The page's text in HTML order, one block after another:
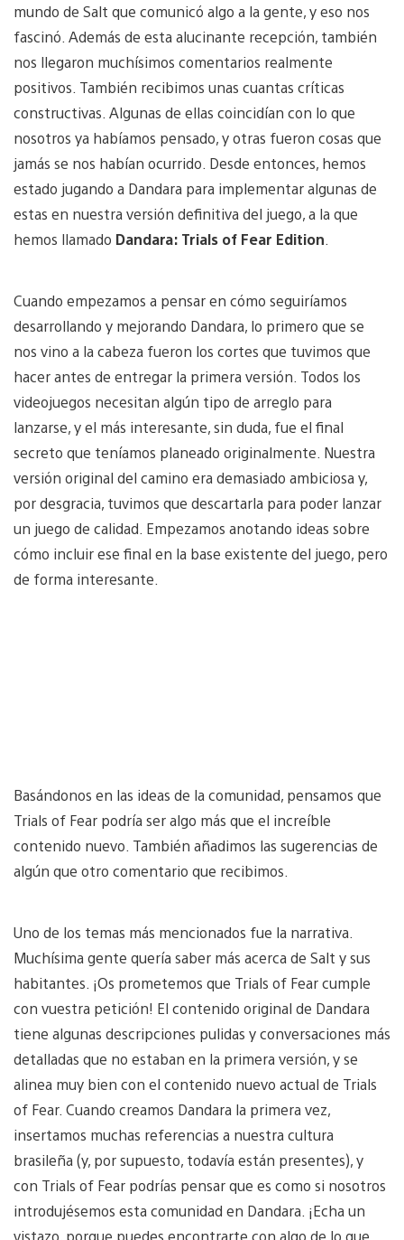
mundo de Salt que comunicó algo a la gente, y eso nos
fascinó. Además de esta alucinante recepción, también
nos llegaron muchísimos comentarios realmente
positivos. También recibimos unas cuantas críticas
constructivas. Algunas de ellas coincidían con lo que
nosotros ya habíamos pensado, y otras fueron cosas que
jamás se nos habían ocurrido. Desde entonces, hemos
estado jugando a Dandara para implementar algunas de
estas en nuestra versión definitiva del juego, a la que
hemos llamado Dandara: Trials of Fear Edition
Cuando empezamos a pensar en cómo seguiríamos
desarrollando y mejorando Dandara, lo primero que se
nos vino a la cabeza fueron los cortes que tuvimos que
hacer antes de entregar la primera versión. Todos los
videojuegos necesitan algún tipo de arreglo para
lanzarse, y el más interesante, sin duda, fue el final
secreto que teníamos planeado originalmente. Nuestra
versión original del camino era demasiado ambiciosa y,
por desgracia, tuvimos que descartarla para poder lanzar
un juego de calidad. Empezamos anotando ideas sobre
cómo incluir ese final en la base existente del juego, pero
de forma interesante.
Basándonos en las ideas de la comunidad, pensamos que
Trials of Fear podría ser algo más que el increíble
contenido nuevo. También añadimos las sugerencias de
algún que otro comentario que recibimos.
Uno de los temas más mencionados fue la narrativa.
Muchísima gente quería saber más acerca de Salt y sus
habitantes. ¡Os prometemos que Trials of Fear cumple
con vuestra petición! El contenido original de Dandara
tiene algunas descripciones pulidas y conversaciones más
detalladas que no estaban en la primera versión, y se
alinea muy bien con el contenido nuevo actual de Trials
of Fear. Cuando creamos Dandara la primera vez,
insertamos muchas referencias a nuestra cultura
brasileña (y, por supuesto, todavía están presentes), y
con Trials of Fear podrías pensar que es como si nosotros
introdujésemos esta comunidad en Dandara. ¡Echa un
vistazo, porque puedes encontrarte con algo de lo que